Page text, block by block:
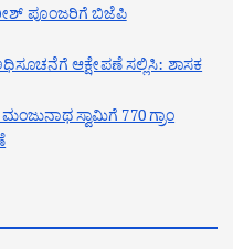
ಪೂಂಜರಿಗೆ ಬಿಜೆಪಿ
ಆಕ್ಷೇಪಣೆ ಸಲ್ಲಿಸಿ: ಶಾಸಕ
ಸ್ವಾಮಿಗೆ 770 ಗ್ರಾಂ